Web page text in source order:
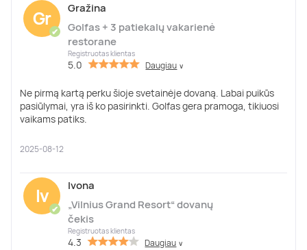
Gr
✔
Gražina
Golfas + 3 patiekalų vakarienė
restorane
Registruotas klientas
5.0 Daugiau ∨
Ne pirmą kartą perku šioje svetainėje dovaną. Labai puikūs
pasiūlymai, yra iš ko pasirinkti. Golfas gera pramoga, tikiuosi
vaikams patiks.
2025-08-12
Iv
✔
Ivona
„Vilnius Grand Resort“ dovanų
čekis
Registruotas klientas
4.3 Daugiau ∨